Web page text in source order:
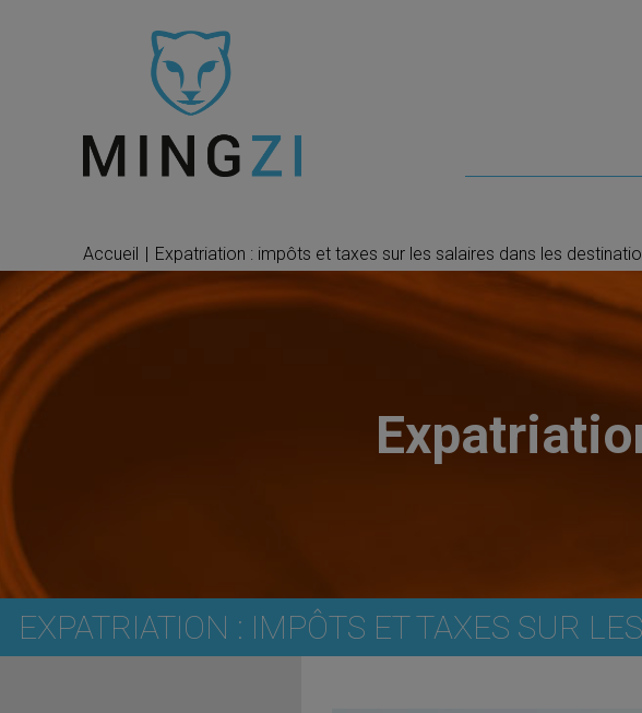
Accueil | Expatriation : impôts et taxes sur les salaires dans les
EXPATRIATION : IMPÔTS ET TAXES SUR